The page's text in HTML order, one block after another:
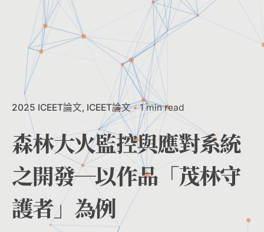
2025 ICEET論文 ICEET論文 1 min read
森林大火監控與應對系統
之開發─以作品「茂林守
護者」為例